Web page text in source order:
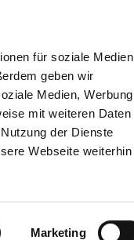
für soziale Medien
geben wir
Medien, Werbung
mit weiteren Daten
der Dienste
Webseite weiterhin
Marketing
BEHANDLUNGEN